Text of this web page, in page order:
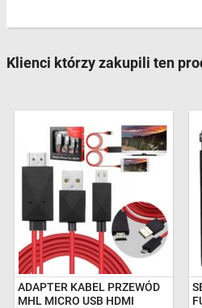
Klienci którzy zakupili ten
ADAPTER KABEL PRZEWÓD
MHL MICRO USB HDMI